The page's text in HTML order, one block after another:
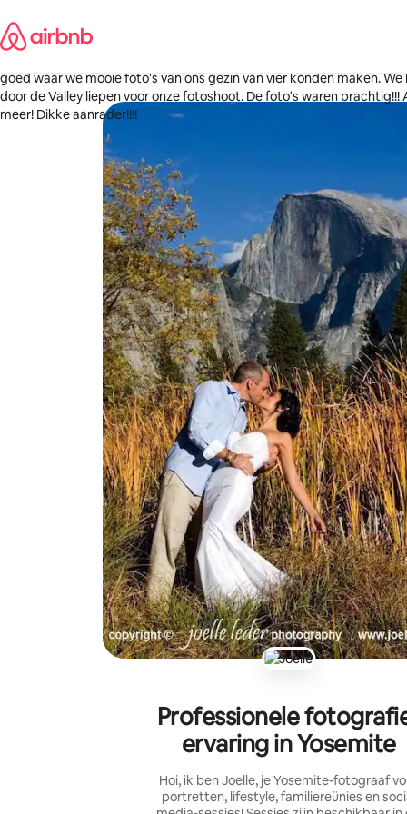
direct
naar
Professionele
ervaring in Yosemite
Hoi, ik ben Joelle, je Yosemite-fotograaf
portretten, lifestyle, familiereünies en
New Orleans, Louisiana
,
·2 weken geleden
Ik kan niet genoeg zeggen over onze geweldige ervaring met Joelle!
goed waar we mooie foto's van ons gezin van vier konden maken.
door de Valley liepen voor onze fotoshoot. De foto's waren prachtig!!! Alles waar we op hoopten en
meer! Dikke aanrader!!!!